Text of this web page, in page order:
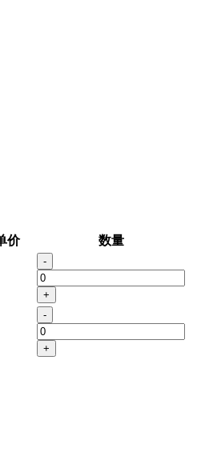
价 数量
-
+
-
+